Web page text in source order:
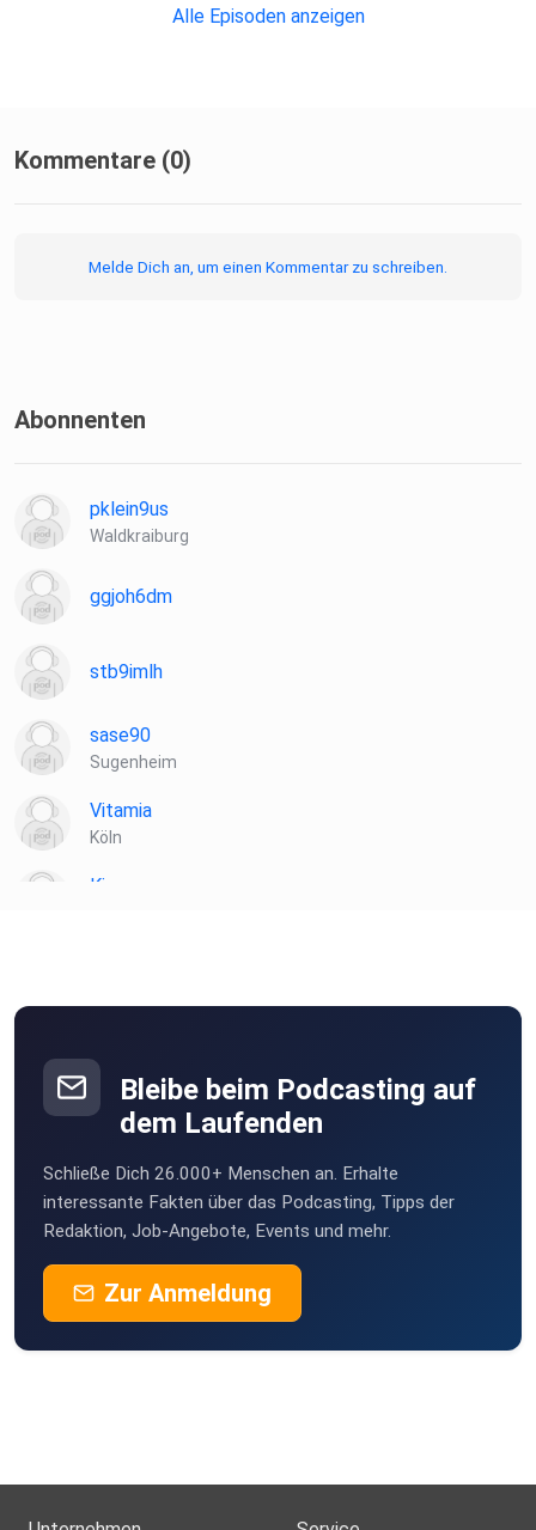
Alle Episoden anzeigen
Kommentare (0)
Melde Dich an, um einen Kommentar zu schreiben.
Abonnenten
pklein9us
Waldkraiburg
ggjoh6dm
stb9imlh
sase90
Sugenheim
Vitamia
Köln
Kiannn
Weil der Stadt
Birgit471
Nettihoert
Bleibe beim Podcasting auf
dem Laufenden
Schließe Dich 26.000+ Menschen an. Erhalte
interessante Fakten über das Podcasting, Tipps der
Redaktion, Job-Angebote, Events und mehr.
Zur Anmeldung